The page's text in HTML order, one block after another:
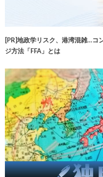
[PR]地政学リスク、港湾混雑…コ
ジ方法「FFA」とは